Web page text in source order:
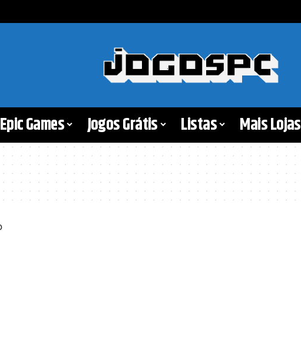
Epic Games Jogos Grátis Listas Mais Lojas